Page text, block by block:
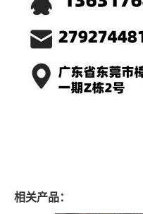
相关产品：